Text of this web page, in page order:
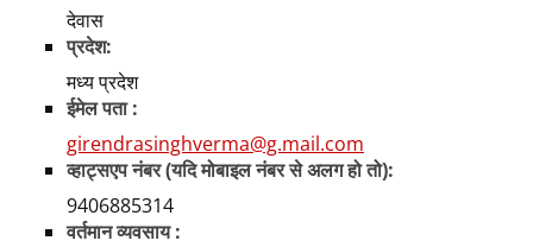
देवास
प्रदेश:
मध्य प्रदेश
ईमेल पता :
girendrasinghverma@g.mail.com
व्हाट्सएप नंबर (यदि मोबाइल नंबर से अलग हो तो):
9406885314
वर्तमान व्यवसाय :